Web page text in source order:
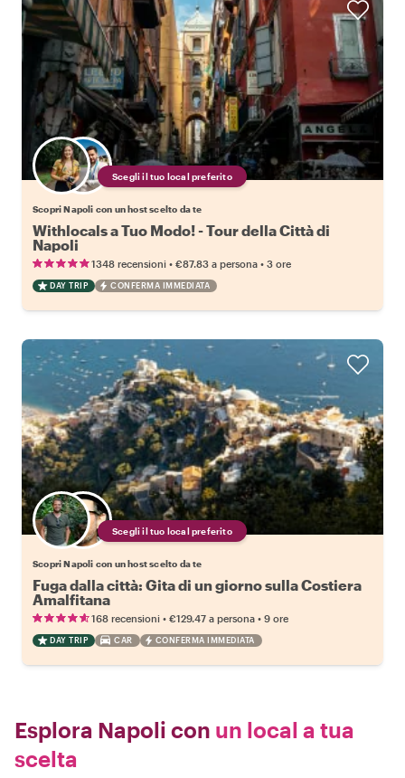
Scegli il tuo local preferito
Scopri Napoli con un host scelto da te
Withlocals a Tuo Modo! - Tour della Città di
Napoli
1348 recensioni • €87.83 a persona • 3 ore
DAY TRIP CONFERMA IMMEDIATA
Scegli il tuo local preferito
Scopri Napoli con un host scelto da te
Fuga dalla città: Gita di un giorno sulla Costiera
Amalfitana
168 recensioni • €129.47 a persona • 9 ore
DAY TRIP CAR CONFERMA IMMEDIATA
Esplora Napoli con un local a tua
scelta